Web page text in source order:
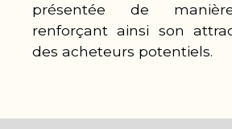
présentée de
renforçant ainsi son
des acheteurs potentiels.